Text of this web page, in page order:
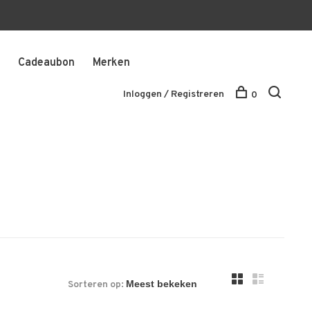
Cadeaubon Merken
Inloggen / Registreren 0
Sorteren op: